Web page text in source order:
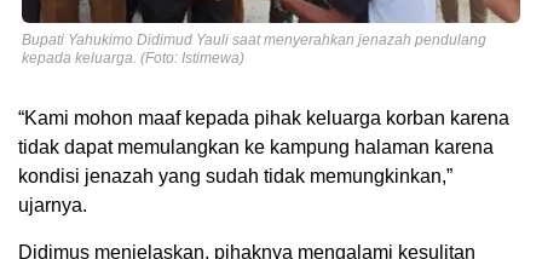
Bupati Yahukimo Didimud Yauli saat menyerahkan jenazah pendulang
kepada keluarga. (Foto: Istimewa)
“Kami mohon maaf kepada pihak keluarga korban karena
tidak dapat memulangkan ke kampung halaman karena
kondisi jenazah yang sudah tidak memungkinkan,”
ujarnya.
Didimus menjelaskan, pihaknya mengalami kesulitan